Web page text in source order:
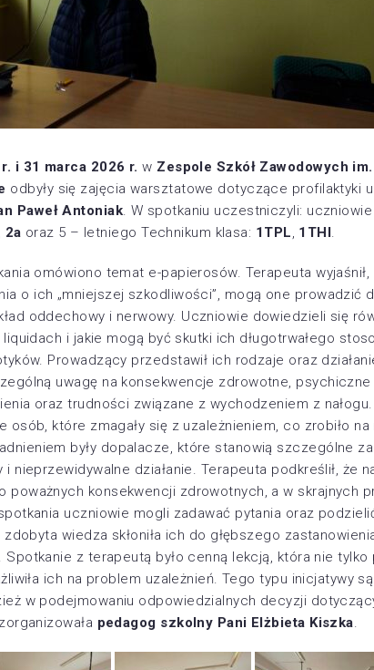
i 31 marca 2026 r. w Zespole Szkół Zawodowych
odbyły się zajęcia warsztatowe dotyczące profilaktyki
Paweł Antoniak. W spotkaniu uczestniczyli:
2a oraz 5 – letniego Technikum klasa: 1TPL, 1THI.
omówiono temat e-papierosów. Terapeuta wyjaśnił,
o ich „mniejszej szkodliwości”, mogą one prowadzić
oddechowy i nerwowy. Uczniowie dowiedzieli się
i jakie mogą być skutki ich długotrwałego
Prowadzący przedstawił ich rodzaje oraz
uwagę na konsekwencje zdrowotne, psychiczne
oraz trudności związane z wychodzeniem z
osób, które zmagały się z uzależnieniem, co zrobiło
były dopalacze, które stanowią szczególne
i nieprzewidywalne działanie. Terapeuta podkreślił, że
poważnych konsekwencji zdrowotnych, a w skrajnych
uczniowie mogli zadawać pytania oraz
wiedza skłoniła ich do głębszego
z terapeutą było cenną lekcją, która nie tylko
ich na problem uzależnień. Tego typu inicjatywy
w podejmowaniu odpowiedzialnych decyzji
pedagog szkolny Pani Elżbieta Kiszka.